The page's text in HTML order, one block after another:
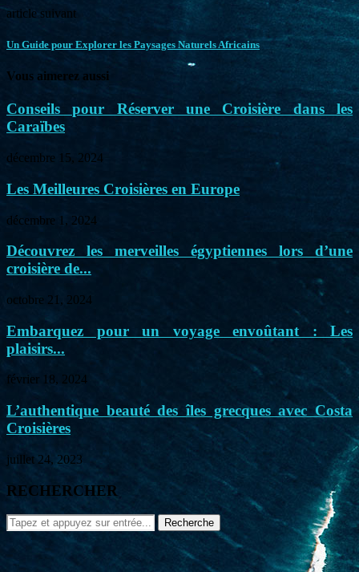
article suivant
Un Guide pour Explorer les Paysages Naturels Africains
Vous aimerez aussi
Conseils pour Réserver une Croisière dans les
Caraïbes
décembre 15, 2024
Les Meilleures Croisières en Europe
décembre 1, 2024
Découvrez les merveilles égyptiennes lors d’une
croisière de...
octobre 21, 2024
Embarquez pour un voyage envoûtant : Les
plaisirs...
février 18, 2024
L’authentique beauté des îles grecques avec Costa
Croisières
juillet 24, 2023
RECHERCHER